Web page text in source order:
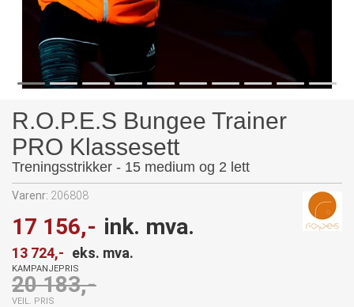
R.O.P.E.S Bungee Trainer
PRO Klassesett
Treningsstrikker - 15 medium og 2 lett
Varenr: 206808
17 156,- ink. mva.
13 724,- eks. mva.
KAMPANJEPRIS
20 183,-
VEIL. PRIS